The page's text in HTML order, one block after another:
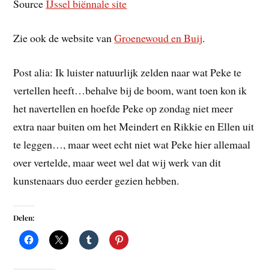
SourceIJssel biënnale site
Zie ook de website vanGroenewoud en Buij.
Post alia: Ik luister natuurlijk zelden naar wat Peke te
vertellen heeft…behalve bij de boom, want toen kon ik
het navertellen en hoefde Peke op zondag niet meer
extra naar buiten om het Meindert en Rikkie en Ellen uit
te leggen…, maar weet echt niet wat Peke hier allemaal
over vertelde, maar weet wel dat wij werk van dit
kunstenaars duo eerder gezien hebben.
Delen: